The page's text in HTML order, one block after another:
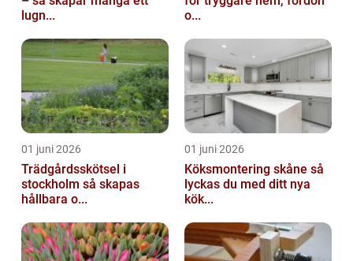
lugn...
o...
01 juni 2026
Trädgårdsskötsel i
stockholm så skapas
hållbara o...
01 juni 2026
Köksmontering skåne så
lyckas du med ditt nya
kök...